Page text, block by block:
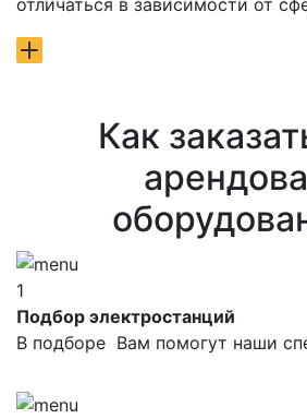
отличаться в зависимости от
Как
1
Подбор электростанций
В подборе Вам помогут наши